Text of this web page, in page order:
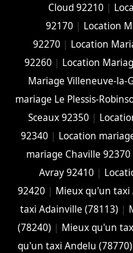
Cloud 92210 |
92170 | Location
92270 | Location
92260 | Location
Mariage Villeneuve-la-
mariage Le Plessis-
Sceaux 92350 |
92340 | Location
mariage Chaville 92370
Avray 92410 |
92420 | Mieux qu'un taxi
taxi Adainville (78113) |
(78240) | Mieux qu'un
qu'un taxi Andelu (78770)